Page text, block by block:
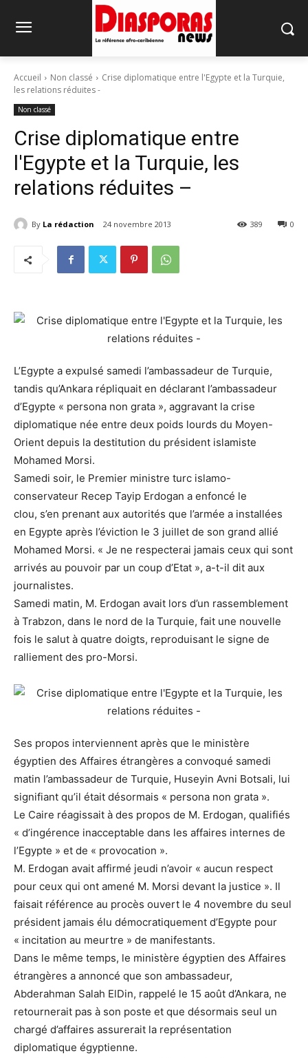
Accueil Non classé
Crise diplomatique entre l'Egypte et la Turquie,
les relations réduites -
Non classé
Crise diplomatique entre
l'Egypte et la Turquie, les
relations réduites –
By La rédaction 24 novembre 2013 0
389
L’Egypte a expulsé samedi l’ambassadeur de Turquie,
tandis qu’Ankara répliquait en déclarant l’ambassadeur
d’Egypte « persona non grata », aggravant la crise
diplomatique née entre deux poids lourds du Moyen-
Orient depuis la destitution du président islamiste
Mohamed Morsi.
Samedi soir, le Premier ministre turc islamo-
conservateur Recep Tayip Erdogan a enfoncé le
clou, s’en prenant aux autorités que l’armée a installées
en Egypte après l’éviction le 3 juillet de son grand allié
Mohamed Morsi. « Je ne respecterai jamais ceux qui sont
arrivés au pouvoir par un coup d’Etat », a-t-il dit aux
journalistes.
Samedi matin, M. Erdogan avait lors d’un rassemblement
à Trabzon, dans le nord de la Turquie, fait une nouvelle
fois le salut à quatre doigts, reproduisant le signe de
ralliement des pro-Morsi.
Ses propos interviennent après que le ministère
égyptien des Affaires étrangères a convoqué samedi
matin l’ambassadeur de Turquie, Huseyin Avni Botsali, lui
signifiant qu’il était désormais « persona non grata ».
Le Caire réagissait à des propos de M. Erdogan, qualifiés
« d’ingérence inacceptable dans les affaires internes de
l’Egypte » et de « provocation ».
M. Erdogan avait affirmé jeudi n’avoir « aucun respect
pour ceux qui ont amené M. Morsi devant la justice ». Il
faisait référence au procès ouvert le 4 novembre du seul
président jamais élu démocratiquement d’Egypte pour
« incitation au meurtre » de manifestants.
Dans le même temps, le ministère égyptien des Affaires
étrangères a annoncé que son ambassadeur,
Abderahman Salah ElDin, rappelé le 15 août d’Ankara, ne
retournerait pas à son poste et que désormais seul un
chargé d’affaires assurerait la représentation
diplomatique égyptienne.